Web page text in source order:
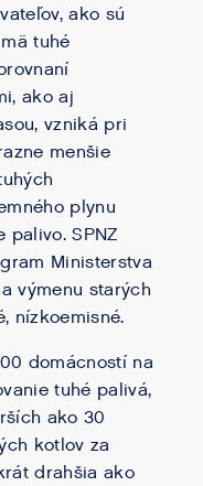
ako sú
tuhé
ako aj
vzniká pri
menšie
plynu
SPNZ
Ministerstva
výmenu starých
nízkoemisné.
domácností na
tuhé palivá,
ako 30
kotlov za
drahšia ako